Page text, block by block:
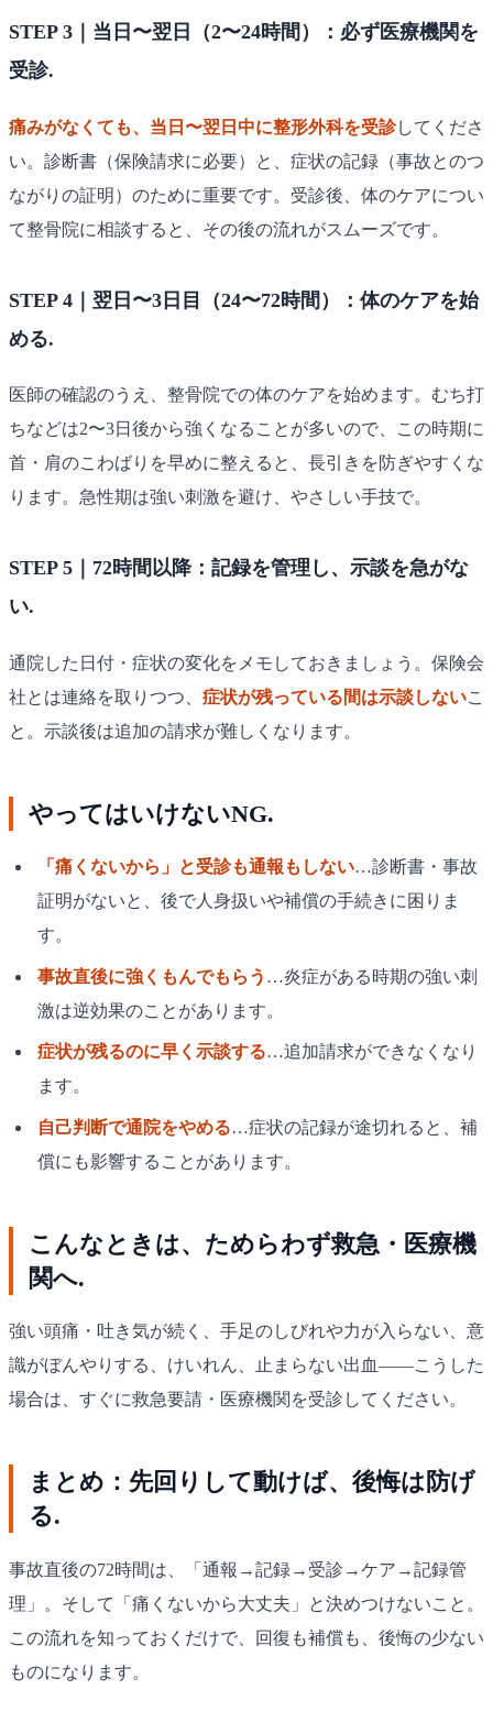
STEP 3｜当日〜翌日（2〜24時間）：必ず医療機関を
受診.
痛みがなくても、当日〜翌日中に整形外科を受診してくださ
い。診断書（保険請求に必要）と、症状の記録（事故とのつ
ながりの証明）のために重要です。受診後、体のケアについ
て整骨院に相談すると、その後の流れがスムーズです。
STEP 4｜翌日〜3日目（24〜72時間）：体のケアを始
める.
医師の確認のうえ、整骨院での体のケアを始めます。むち打
ちなどは2〜3日後から強くなることが多いので、この時期に
首・肩のこわばりを早めに整えると、長引きを防ぎやすくな
ります。急性期は強い刺激を避け、やさしい手技で。
STEP 5｜72時間以降：記録を管理し、示談を急がな
い.
通院した日付・症状の変化をメモしておきましょう。保険会
社とは連絡を取りつつ、 症状が残っている間は示談しないこ
と。示談後は追加の請求が難しくなります。
やってはいけないNG.
「痛くないから」と受診も通報もしない…診断書・事故
証明がないと、後で人身扱いや補償の手続きに困りま
す。
事故直後に強くもんでもらう …炎症がある時期の強い刺
激は逆効果のことがあります。
症状が残るのに早く示談する…追加請求ができなくなり
ます。
自己判断で通院をやめる…症状の記録が途切れると、補
償にも影響することがあります。
こんなときは、ためらわず救急・医療機
関へ.
強い頭痛・吐き気が続く、手足のしびれや力が入らない、意
識がぼんやりする、けいれん、止まらない出血——こうした
場合は、すぐに救急要請・医療機関を受診してください。
まとめ：先回りして動けば、後悔は防げ
る.
事故直後の72時間は、「通報→記録→受診→ケア→記録管
理」。そして「痛くないから大丈夫」と決めつけないこと。
この流れを知っておくだけで、回復も補償も、後悔の少ない
ものになります。